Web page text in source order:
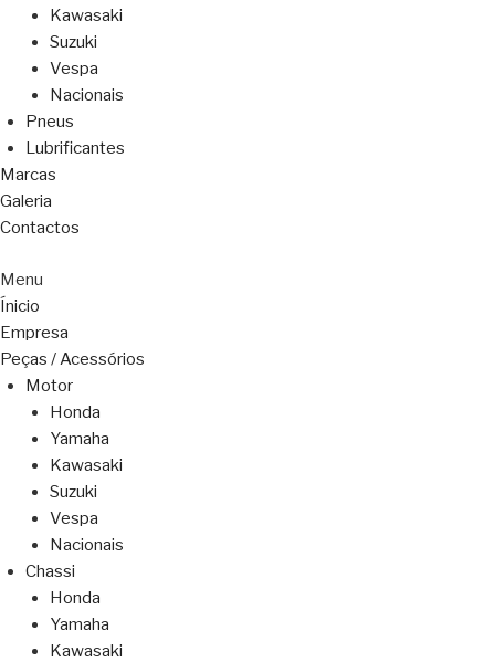
Kawasaki
Suzuki
Vespa
Nacionais
Pneus
Lubrificantes
Marcas
Galeria
Contactos
Menu
Ínicio
Empresa
Peças / Acessórios
Motor
Honda
Yamaha
Kawasaki
Suzuki
Vespa
Nacionais
Chassi
Honda
Yamaha
Kawasaki